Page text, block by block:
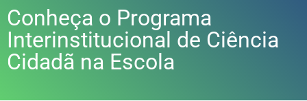
Conheça o Programa
Interinstitucional de Ciência
Cidadã na Escola